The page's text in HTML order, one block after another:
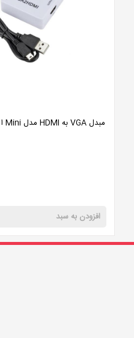
مبدل VGA به HDMI مدل Mini ا Mini VGA 2 HDMI
افزودن به سبد